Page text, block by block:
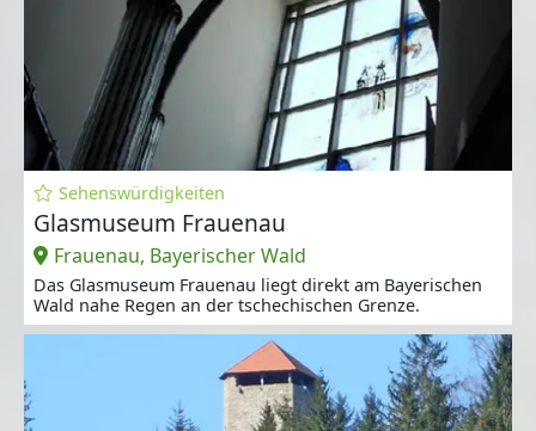
Sehenswürdigkeiten
Glasmuseum Frauenau
Frauenau, Bayerischer Wald
Das Glasmuseum Frauenau liegt direkt am Bayerischen
Wald nahe Regen an der tschechischen Grenze.